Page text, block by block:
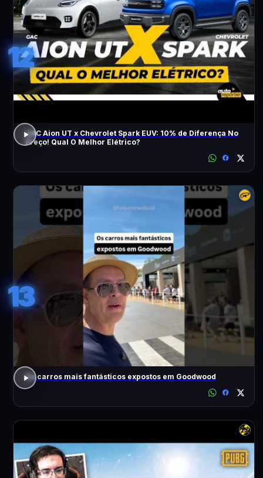
12
GAC Aion UT x Chevrolet Spark EUV: 10% de Diferença No
Preço! Qual O Melhor Elétrico?
13
Os carros mais fantásticos expostos em Goodwood